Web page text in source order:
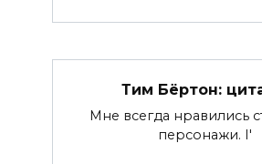
Тим Бёртон:
Мне всегда нравились
персонажи. I'